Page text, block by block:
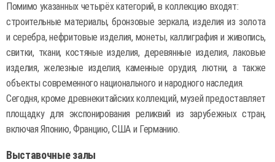
Помимо указанных четырёх категорий, в коллекцию входят:
строительные материалы, бронзовые зеркала, изделия из золота
и серебра, нефритовые изделия, монеты, каллиграфия и живопись,
свитки, ткани, костяные изделия, деревянные изделия, лаковые
изделия, железные изделия, каменные орудия, лютни, а также
объекты современного национального и народного наследия.
Сегодня, кроме древнекитайских коллекций, музей предоставляет
площадку для экспонирования реликвий из зарубежных стран,
включая Японию, Францию, США и Германию.
Выставочные залы